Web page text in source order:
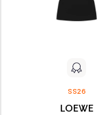
SS26
LOEWE